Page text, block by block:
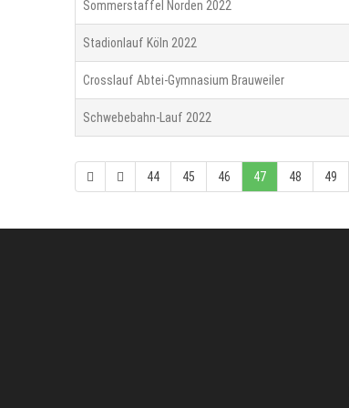
Sommerstaffel Norden 2022
Stadionlauf Köln 2022
Crosslauf Abtei-Gymnasium Brauweiler
Schwebebahn-Lauf 2022
44
45 46 47 48 49